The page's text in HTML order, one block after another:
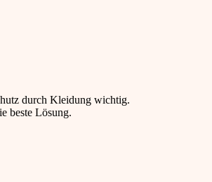
durch Kleidung wichtig.
beste Lösung.